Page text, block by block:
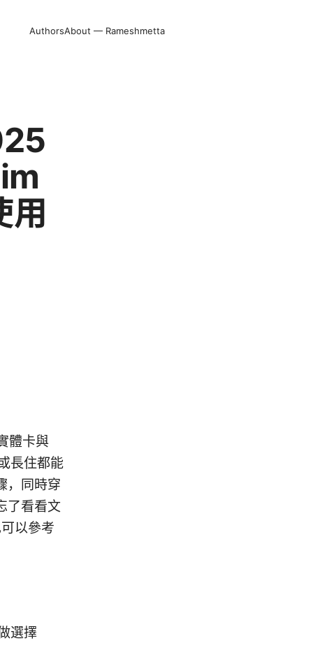
AuthorsAbout — Rameshmetta
用
體卡與
長住都能
，同時穿
了看看文
以參考
選擇